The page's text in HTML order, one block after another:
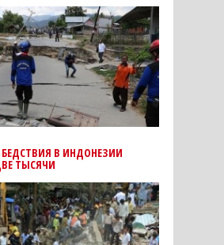
В ИНДОНЕЗИИ
ТЫСЯЧИ